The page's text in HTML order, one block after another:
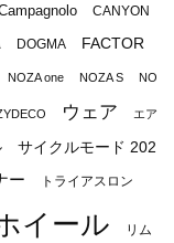
CANYON
DOGMA FACTOR
NOZA one NOZA S NO
ウェア エア
サイクルモード 202
ー トライアスロン
イール リム